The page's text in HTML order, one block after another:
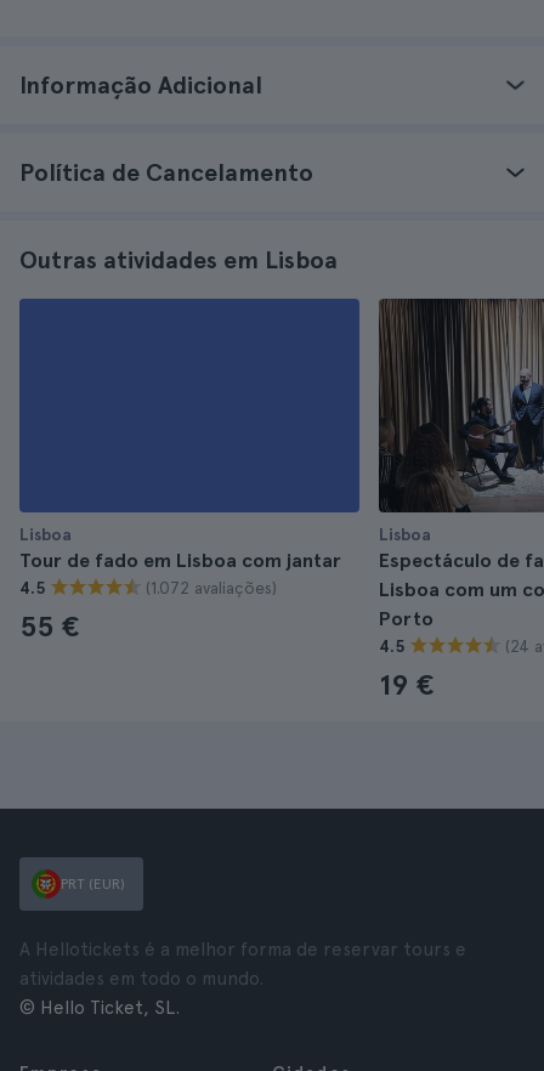
Informação Adicional
Política de Cancelamento
Outras atividades em Lisboa
Lisboa
Tour de fado em Lisboa com jantar
4.5 (1.072 avaliações)
55 €
Lisboa
Espectáculo de
Lisboa com um
Porto
4.5 (24
19 €
PRT (EUR)
A Hellotickets é a melhor forma de reservar tours e
atividades em todo o mundo.
© Hello Ticket, SL.